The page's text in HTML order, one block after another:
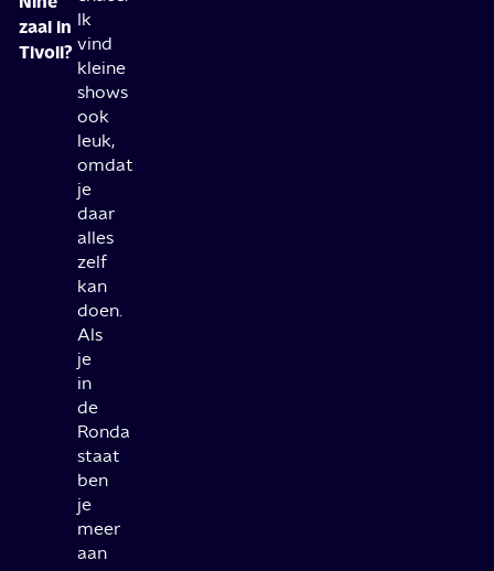
zaal in
Tivoli?
Ik
vind
kleine
shows
ook
leuk,
omdat
je
daar
alles
zelf
kan
doen.
Als
je
in
de
Ronda
staat
ben
je
meer
aan